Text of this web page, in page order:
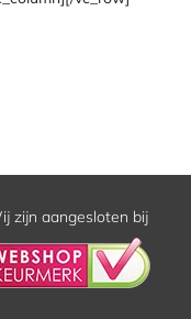
zijn aangesloten bij